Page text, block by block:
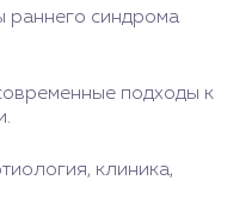
раннего синдрома
подходы к
клиника,